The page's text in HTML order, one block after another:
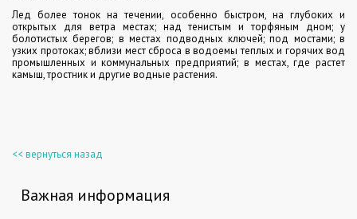
Лед более тонок на течении, особенно быстром, на глубоких и
открытых для ветра местах; над тенистым и торфяным дном; у
болотистых берегов; в местах подводных ключей; под мостами; в
узких протоках; вблизи мест сброса в водоемы теплых и горячих вод
промышленных и коммунальных предприятий; в местах, где растет
камыш, тростник и другие водные растения.
<< вернуться назад
Важная информация